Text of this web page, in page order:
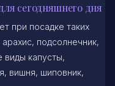
сегодняшнего дня
при посадке таких
подсолнечник,
виды капусты,
вишня, шиповник,